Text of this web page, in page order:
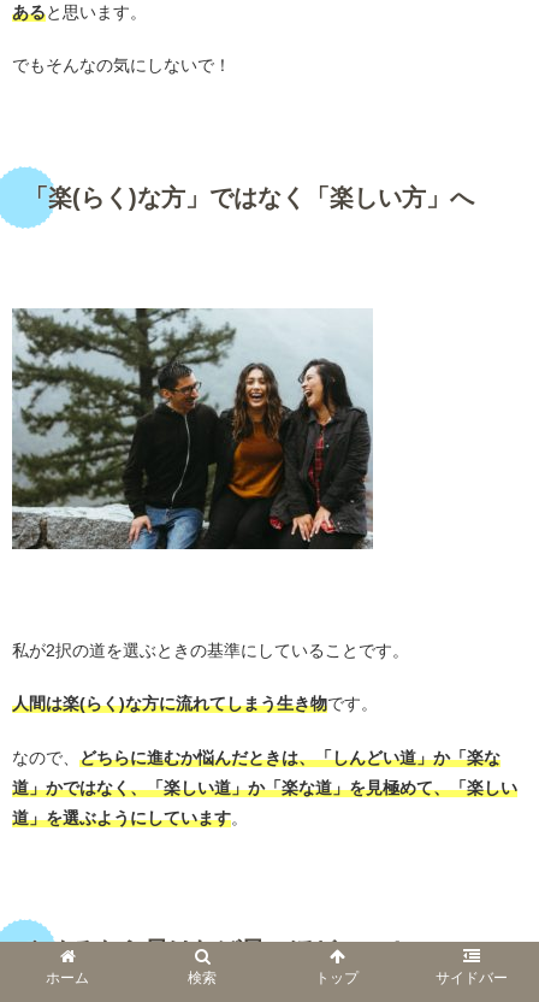
あると思います。
でもそんなの気にしないで！
「楽(らく)な方」ではなく「楽しい方」へ
私が2択の道を選ぶときの基準にしていることです。
人間は楽(らく)な方に流れてしまう生き物です。
なので、 どちらに進むか悩んだときは、「しんどい道」か「楽な
道」かではなく、「楽しい道」か「楽な道」を見極めて、「楽しい
道」を選ぶようにしています。
やめるなら早ければ早いほどいい！
ホーム 検索 トップ サイドバー